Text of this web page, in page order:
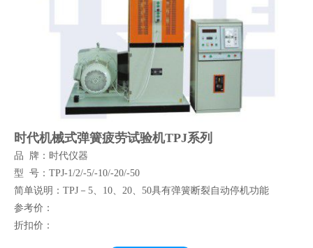
州-操作视频南京-镇江-扬州-南通-合肥-徐州-常熟-石家庄-太原-呼和浩特-沈阳-长春-
哈尔滨-南京-合肥-福州-南昌-济南-郑州-武汉-长沙-广州-南宁-海口-成都-贵阳-昆明-拉
萨-西安-兰州-西宁-售后维修银川-乌鲁木齐-杭州-沈阳-长春-哈尔滨-济南-武汉-广州-
南宁-成都-西安-大连-宁波-厦门-南通-扬州-昆山开发区-南京开发区-粗糙度仪杭州开
发区-萧山开发区-温州开发区-宁波开发区-芜湖开发区-合肥开发区-福州开发区-福清
融侨开发区-东山开发区-南昌开发区-北京时代官方授权总代威海开发区-烟台开发区-
超声波探伤仪培训金桥出口加工区-苏州工业园-宁波大榭开发区-涂层测厚仪厦门海沧
投资区-海南洋浦开发区嘉兴-湖州-秦皇岛
时代机械式弹簧疲劳试验机TPJ系列
品 牌：时代仪器
型 号：TPJ-1/2/-5/-10/-20/-50
简单说明：TPJ－5、10、20、50具有弹簧断裂自动停机功能
参考价：
折扣价：